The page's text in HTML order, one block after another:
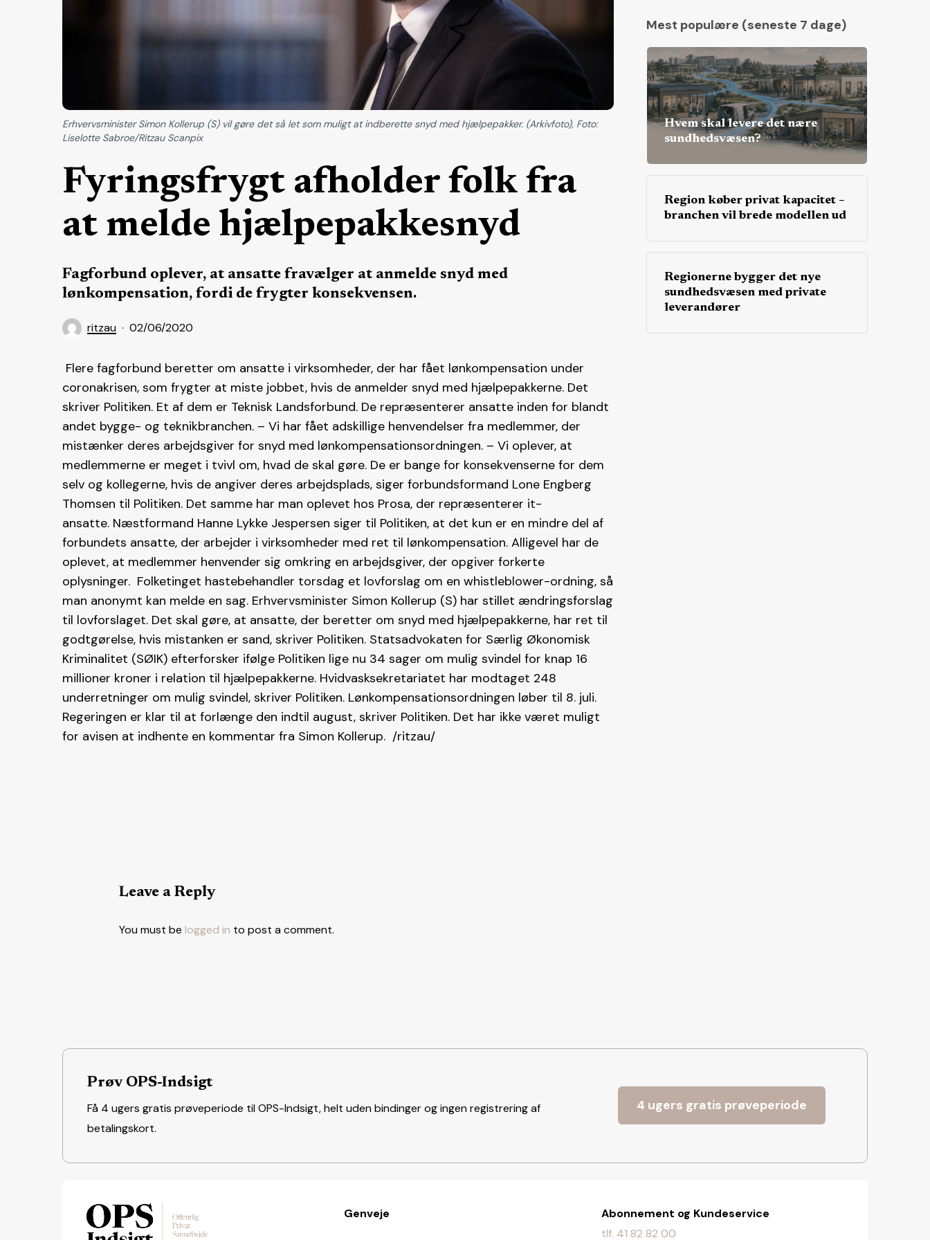
Fyringsfrygt afholder folk fra
at melde hjælpepakkesnyd
Fagforbund oplever, at ansatte fravælger at anmelde snyd med
lønkompensation, fordi de frygter konsekvensen.
ritzau 02/06/2020
Erhvervsminister Simon Kollerup (S) vil gøre det så let som muligt at indberette snyd med hjælpepakker. (Arkivfoto), Foto:
Liselotte Sabroe/Ritzau Scanpix
Flere fagforbund beretter om ansatte i virksomheder, der har fået lønkompensation under
coronakrisen, som frygter at miste jobbet, hvis de anmelder snyd med hjælpepakkerne. Det
skriver Politiken. Et af dem er Teknisk Landsforbund. De repræsenterer ansatte inden for blandt
andet bygge- og teknikbranchen. – Vi har fået adskillige henvendelser fra medlemmer, der
mistænker deres arbejdsgiver for snyd med lønkompensationsordningen. – Vi oplever, at
medlemmerne er meget i tvivl om, hvad de skal gøre. De er bange for konsekvenserne for dem
selv og kollegerne, hvis de angiver deres arbejdsplads, siger forbundsformand Lone Engberg
Thomsen til Politiken. Det samme har man oplevet hos Prosa, der repræsenterer it-
ansatte. Næstformand Hanne Lykke Jespersen siger til Politiken, at det kun er en mindre del af
forbundets ansatte, der arbejder i virksomheder med ret til lønkompensation. Alligevel har de
oplevet, at medlemmer henvender sig omkring en arbejdsgiver, der opgiver forkerte
oplysninger. Folketinget hastebehandler torsdag et lovforslag om en whistleblower-ordning, så
man anonymt kan melde en sag. Erhvervsminister Simon Kollerup (S) har stillet ændringsforslag
til lovforslaget. Det skal gøre, at ansatte, der beretter om snyd med hjælpepakkerne, har ret til
godtgørelse, hvis mistanken er sand, skriver Politiken. Statsadvokaten for Særlig Økonomisk
Kriminalitet (SØIK) efterforsker ifølge Politiken lige nu 34 sager om mulig svindel for knap 16
millioner kroner i relation til hjælpepakkerne. Hvidvasksekretariatet har modtaget 248
underretninger om mulig svindel, skriver Politiken. Lønkompensationsordningen løber til 8. juli.
Regeringen er klar til at forlænge den indtil august, skriver Politiken. Det har ikke været muligt
for avisen at indhente en kommentar fra Simon Kollerup. /ritzau/
Mest populære (seneste 7 dage)
Hvem skal levere det nære
sundhedsvæsen?
Region køber privat kapacitet –
branchen vil brede modellen ud
Regionerne bygger det nye
sundhedsvæsen med private
leverandører
Leave a Reply
You must be logged in to post a comment.
Prøv OPS-Indsigt
Få 4 ugers gratis prøveperiode til OPS-Indsigt, helt uden bindinger og ingen registrering af
betalingskort.
4 ugers gratis prøveperiode
Genveje
Abonnement og Kundeservice
tlf. 41 82 82 00